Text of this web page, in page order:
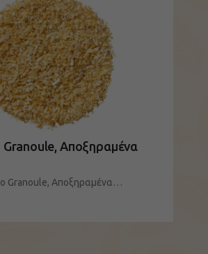
Αποξηραμένα
Granoule, Αποξηραμένα…